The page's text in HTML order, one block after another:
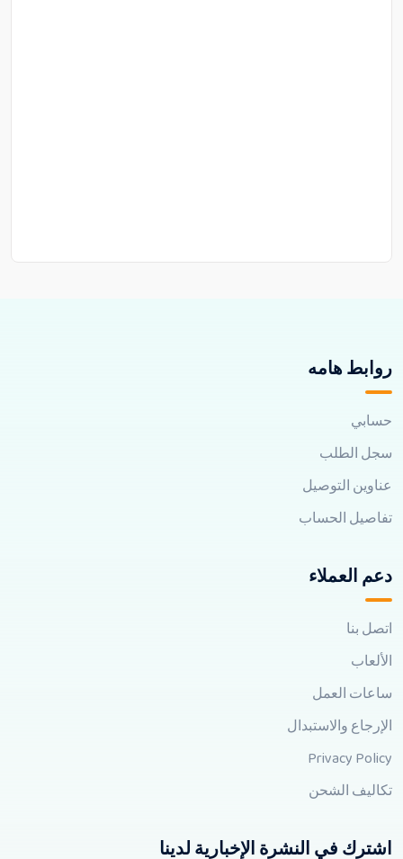
روابط هامه
حسابي
سجل الطلب
عناوين التوصيل
تفاصيل الحساب
دعم العملاء
اتصل بنا
الألعاب
ساعات العمل
الإرجاع والاستبدال
Privacy Policy
تكاليف الشحن
اشترك في النشرة الإخبارية لدينا